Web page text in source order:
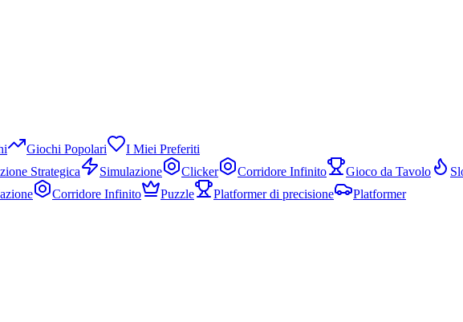
Giochi Popolari
I Miei Preferiti
Strategica Simulazione Clicker Corridore Infinito Gioco da Tavolo
Corridore Infinito Puzzle Platformer di precisione
Platformer